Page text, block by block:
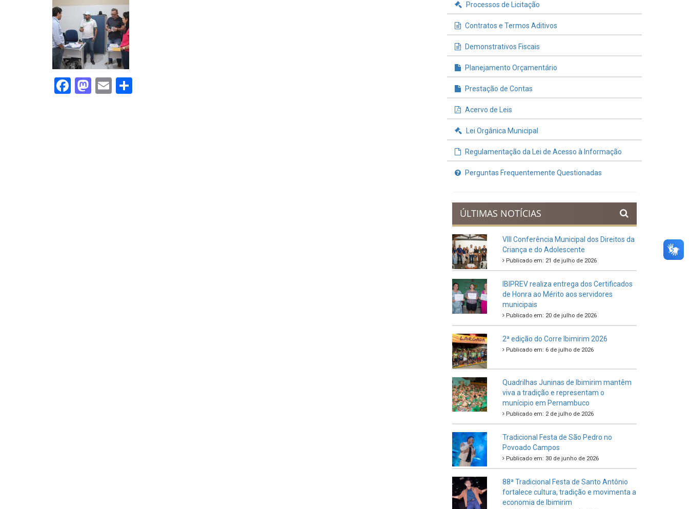
Facebook
Mastodon
Email
Processos de Licitação
Contratos e Termos Aditivos
Demonstrativos Fiscais
Planejamento Orçamentário
Prestação de Contas
Acervo de Leis
Lei Orgânica Municipal
Regulamentação da Lei de Acesso à Informação
Perguntas Frequentemente Questionadas
ÚLTIMAS NOTÍCIAS
VIII Conferência Municipal dos Direitos da
Criança e do Adolescente
Publicado em: 21 de julho de 2026
IBIPREV realiza entrega dos Certificados
de Honra ao Mérito aos servidores
municipais
Publicado em: 20 de julho de 2026
2ª edição do Corre Ibimirim 2026
Publicado em: 6 de julho de 2026
Quadrilhas Juninas de Ibimirim mantêm
viva a tradição e representam o
munícipio em Pernambuco
Publicado em: 2 de julho de 2026
Tradicional Festa de São Pedro no
Povoado Campos
Publicado em: 30 de junho de 2026
88ª Tradicional Festa de Santo Antônio
fortalece cultura, tradição e movimenta a
economia de Ibimirim